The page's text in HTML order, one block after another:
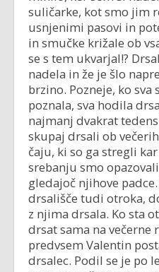
suličarke, kot smo jim
usnjenimi pasovi in
in smučke križale ob
se s tem ukvarjal!?
nadela in že je šlo
brzino. Pozneje, ko sva
poznala, sva hodila
najmanj dvakrat
skupaj drsali ob
čaju, ki so ga stregli
srebanju smo
gledajoč njihove
drsališče tudi otroka,
z njima drsala. Ko sta
drsat sama na večerne
predvsem Valentin
drsalec. Podil se je po